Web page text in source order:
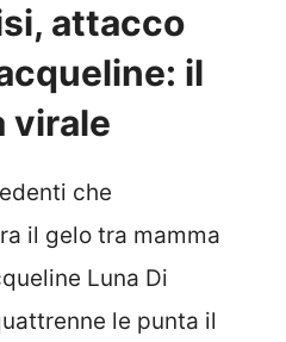
attacco
il
virale
che
il gelo tra mamma
Luna Di
le punta il